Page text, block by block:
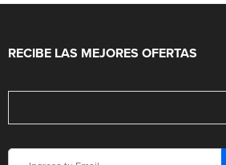
RECIBE LAS MEJORES OFERTAS